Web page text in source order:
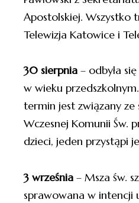
Apostolskiej. Wszystko
Telewizja Katowice i
30 sierpnia – odbyła
w wieku
termin jest związany
Wczesnej Komunii Św.
dzieci, jeden przystąpi
3 września – Msza św.
sprawowana w intencji